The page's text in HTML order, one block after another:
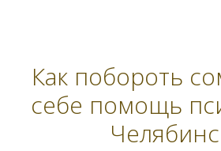
Как побороть
себе помощь